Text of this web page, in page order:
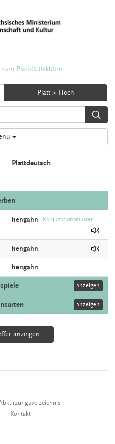
Plattdüütskbüro
Platt > Hoch
Plattdeutsch
hengahn Konjugationsmuster
hengahn
hengahn
anzeigen
anzeigen
anzeigen
Kontakt